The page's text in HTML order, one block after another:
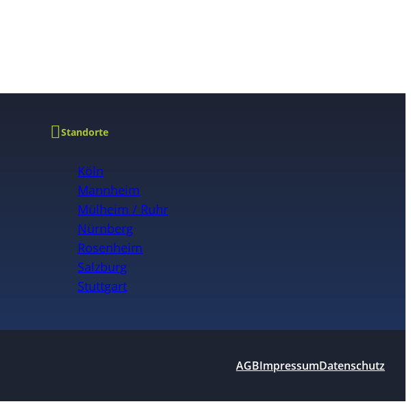
Standorte
Köln
Mannheim
Mülheim / Ruhr
Nürnberg
Rosenheim
Salzburg
Stuttgart
AGBImpressumDatenschutz